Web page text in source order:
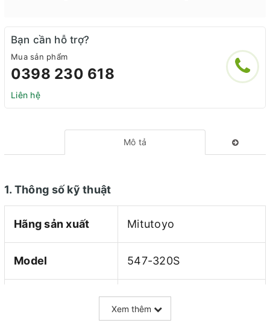
Bạn cần hỗ trợ?
Mua sản phẩm
0398 230 618
Liên hệ
Mô tả
1. Thông số kỹ thuật
Hãng sản xuất Mitutoyo
Model 547-320S
Nhật Bản
Xem thêm